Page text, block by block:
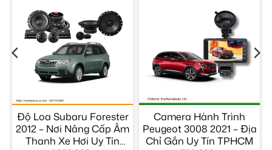
Độ Loa Subaru Forester
2012 – Nơi Nâng Cấp Âm
Thanh Xe Hơi Uy Tín
Camera Hành Trình
Peugeot 3008 2021 – Địa
Chỉ Gắn Uy Tín TPHCM